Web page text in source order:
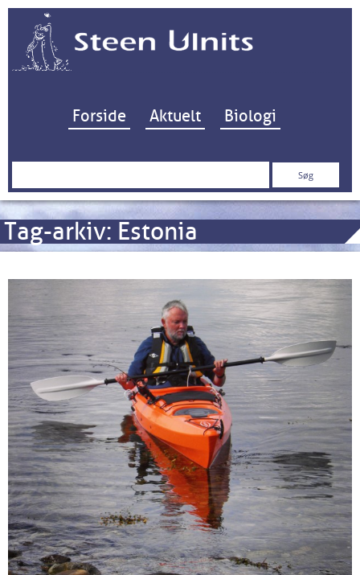
Hop til indhold
Forside Aktuelt Biologi
Søg
Tag-arkiv: Estonia